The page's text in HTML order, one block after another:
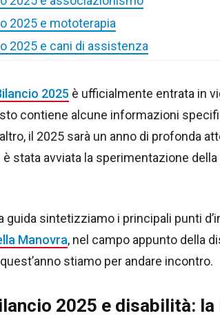
2025 e mototerapia
2025 e cani di assistenza
2025 è ufficialmente entrata in
contiene alcune informazioni
il 2025 sarà un anno di profonda
stata avviata la sperimentazione della
guida sintetizziamo i principali punti
Manovra, nel campo appunto della
stiamo per andare incontro.
2025 e disabilità: